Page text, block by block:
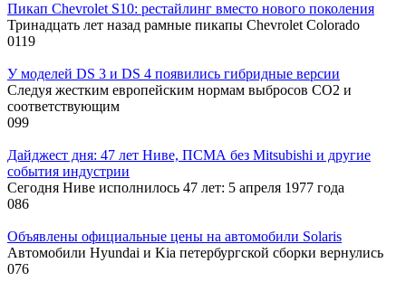
Пикап Chevrolet S10: рестайлинг вместо нового поколения
Тринадцать лет назад рамные пикапы Chevrolet Colorado
0119
У моделей DS 3 и DS 4 появились гибридные версии
Следуя жестким европейским нормам выбросов CO2 и
соответствующим
099
Дайджест дня: 47 лет Ниве, ПСМА без Mitsubishi и другие
события индустрии
Сегодня Ниве исполнилось 47 лет: 5 апреля 1977 года
086
Объявлены официальные цены на автомобили Solaris
Автомобили Hyundai и Kia петербургской сборки вернулись
076